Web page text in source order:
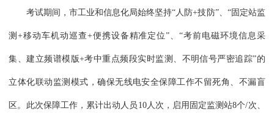
考试期间，市工业和信息化局始终坚持“人防+技防”、“固定站监
测+移动车机动巡查+便携设备精准定位”、“考前电磁环境信息采
集、建立频谱模版+考中重点频段实时监测、不明信号严密追踪”的
立体化联动监测模式，确保无线电安全保障工作不留死角、不漏盲
区。此次保障工作，累计出动人员10人次，启用固定监测站8个/次、